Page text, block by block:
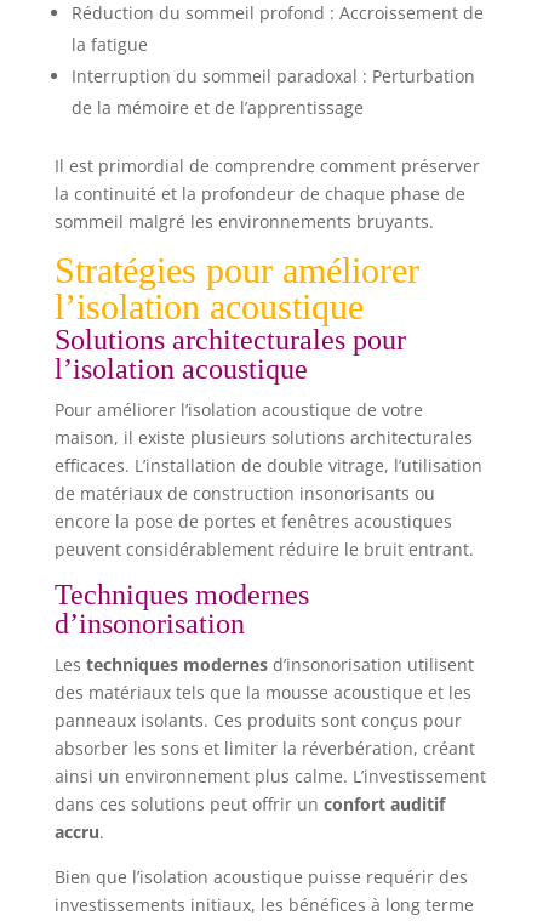
Réduction du sommeil profond : Accroissement de
la fatigue
Interruption du sommeil paradoxal : Perturbation
de la mémoire et de l’apprentissage
Il est primordial de comprendre comment préserver
la continuité et la profondeur de chaque phase de
sommeil malgré les environnements bruyants.
Stratégies pour améliorer
l’isolation acoustique
Solutions architecturales pour
l’isolation acoustique
Pour améliorer l’isolation acoustique de votre
maison, il existe plusieurs solutions architecturales
efficaces. L’installation de double vitrage, l’utilisation
de matériaux de construction insonorisants ou
encore la pose de portes et fenêtres acoustiques
peuvent considérablement réduire le bruit entrant.
Techniques modernes
d’insonorisation
Les techniques modernesd’insonorisation utilisent
des matériaux tels que la mousse acoustique et les
panneaux isolants. Ces produits sont conçus pour
absorber les sons et limiter la réverbération, créant
ainsi un environnement plus calme. L’investissement
dans ces solutions peut offrir un confort auditif
accru.
Bien que l’isolation acoustique puisse requérir des
investissements initiaux, les bénéfices à long terme